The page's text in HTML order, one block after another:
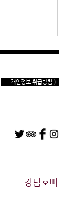
개인정보 취급방침 >
​강남호빠